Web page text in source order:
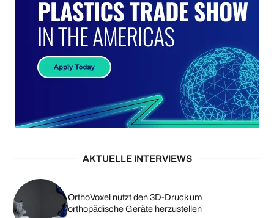
AKTUELLE INTERVIEWS
OrthoVoxel nutzt den 3D-Druck um
orthopädische Geräte herzustellen